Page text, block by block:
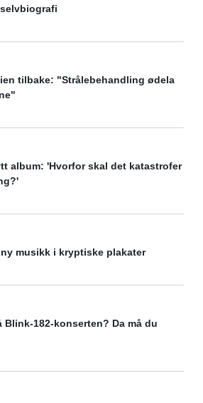
tilbake: "Strålebehandling ødela
album: 'Hvorfor skal det katastrofer
musikk i kryptiske plakater
Blink-182-konserten? Da må du